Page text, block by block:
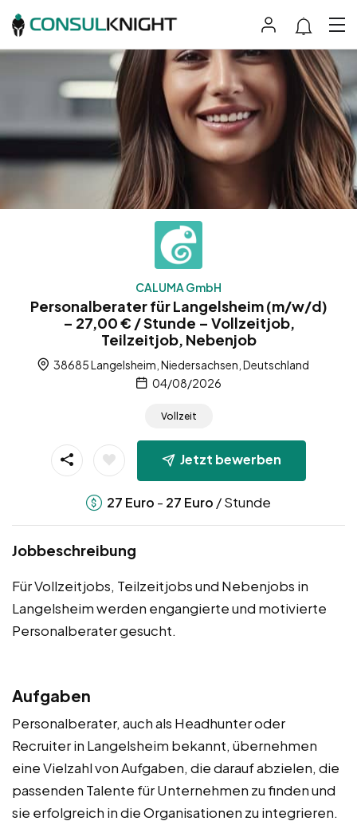
CALUMA GmbH
Personalberater für Langelsheim (m/w/d)
– 27,00 € / Stunde – Vollzeitjob,
Teilzeitjob, Nebenjob
38685 Langelsheim, Niedersachsen, Deutschland
04/08/2026
Vollzeit
Jetzt bewerben
27 Euro - 27 Euro / Stunde
Jobbeschreibung
Für Vollzeitjobs, Teilzeitjobs und Nebenjobs in
Langelsheim werden engangierte und motivierte
Personalberater gesucht.
Aufgaben
Personalberater, auch als Headhunter oder
Recruiter in Langelsheim bekannt, übernehmen
eine Vielzahl von Aufgaben, die darauf abzielen, die
passenden Talente für Unternehmen zu finden und
sie erfolgreich in die Organisationen zu integrieren.